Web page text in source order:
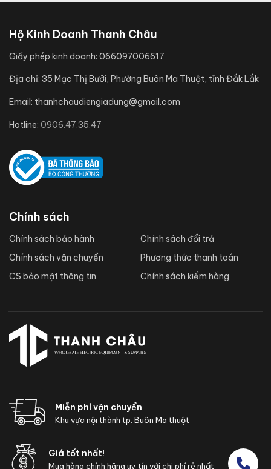
Hộ Kinh Doanh Thanh Châu
Giấy phép kinh doanh: 066097006617
Địa chỉ: 35 Mạc Thị Bưởi, Phường Buôn Ma Thuột, tỉnh Đắk Lắk
Email: thanhchaudiengiadung@gmail.com
Hotline: 0906.47.35.47
Chính sách
Chính sách bảo hành
Chính sách vận chuyển
CS bảo mật thông tin
Chính sách đổi trả
Phương thức thanh toán
Chính sách kiểm hàng
Miễn phí vận chuyển
Khu vực nội thành tp. Buôn Ma thuột
Giá tốt nhất!
Mua hàng chính hãng uy tín với chi phí rẻ nhất